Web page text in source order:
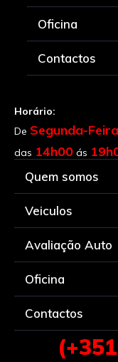
Oficina
Contactos
Horário:
De Segunda-Feira
das 14h00 ás
Quem somos
Veiculos
Avaliação Auto
Oficina
Contactos